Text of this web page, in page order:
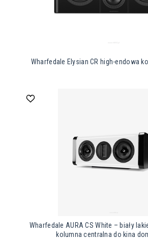
Wharfedale Elysian CR high-endowa
Wharfedale AURA CS White – biały
kolumna centralna do kina